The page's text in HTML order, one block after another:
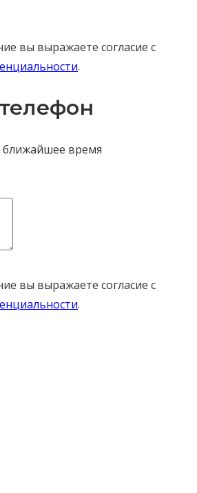
вы выражаете согласие с
.
время
вы выражаете согласие с
.